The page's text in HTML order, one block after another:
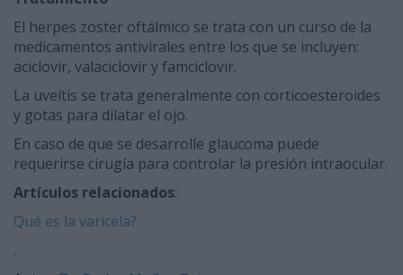
El herpes zoster oftálmico se trata con un curso de la
medicamentos antivirales entre los que se incluyen:
aciclovir, valaciclovir y famciclovir.
La uveítis se trata generalmente con corticoesteroides
y gotas para dilatar el ojo.
En caso de que se desarrolle glaucoma puede
requerirse cirugía para controlar la presión intraocular.
Artículos relacionados:
Qué es la varicela?
.